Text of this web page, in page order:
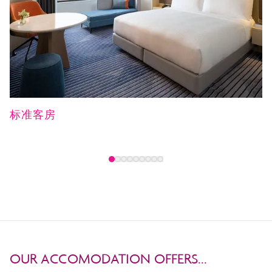
标准客房
OUR ACCOMODATION OFFERS...